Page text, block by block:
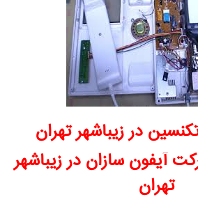
در زیباشهر تهران
آیفون سازان در زیباشهر
تهران